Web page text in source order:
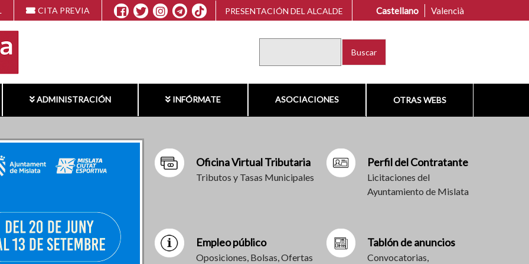
CITA PREVIA PRESENTACIÓN DEL ALCALDE Castellano Valencià
ADMINISTRACIÓN INFÓRMATE ASOCIACIONES OTRAS WEBS
Oficina Virtual Tributaria
Tributos y Tasas Municipales
Perfil del Contratante
Licitaciones del
Ayuntamiento de Mislata
Empleo público
Oposiciones, Bolsas, Ofertas
Tablón de anuncios
Convocatorias,